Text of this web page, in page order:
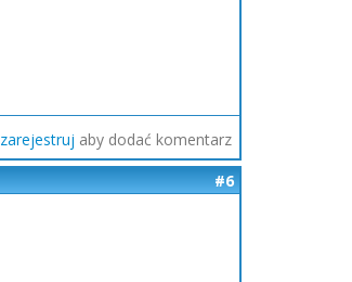
zarejestruj aby dodać komentarz
#6